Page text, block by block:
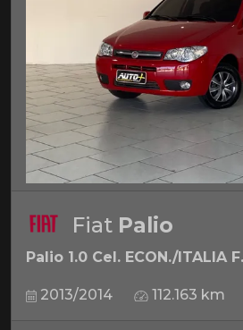
Fiat Palio
Palio 1.0 Cel. ECON./ITALIA
2013/2014 112.163 km